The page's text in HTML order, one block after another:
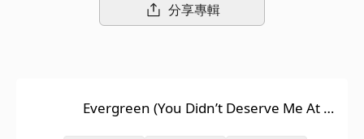
分享專輯
Evergreen (You Didn’t Deserve Me At Al